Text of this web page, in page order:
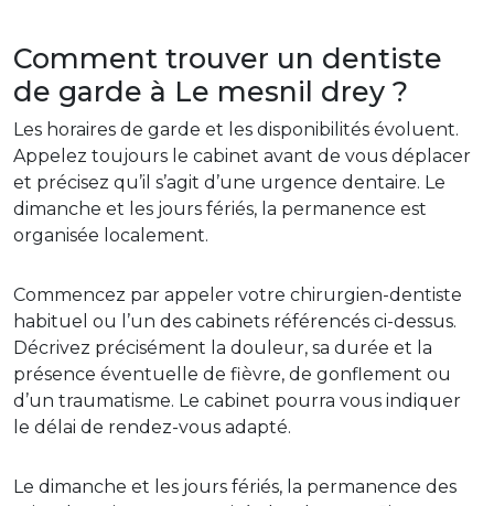
Comment trouver un dentiste
de garde à Le mesnil drey ?
Les horaires de garde et les disponibilités évoluent.
Appelez toujours le cabinet avant de vous déplacer
et précisez qu’il s’agit d’une urgence dentaire. Le
dimanche et les jours fériés, la permanence est
organisée localement.
Commencez par appeler votre chirurgien-dentiste
habituel ou l’un des cabinets référencés ci-dessus.
Décrivez précisément la douleur, sa durée et la
présence éventuelle de fièvre, de gonflement ou
d’un traumatisme. Le cabinet pourra vous indiquer
le délai de rendez-vous adapté.
Le dimanche et les jours fériés, la permanence des